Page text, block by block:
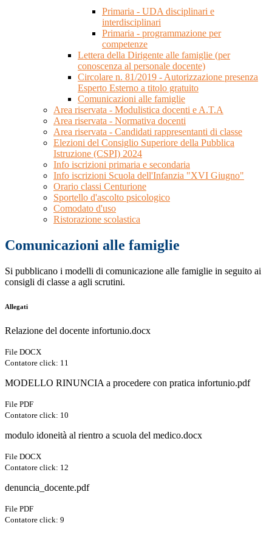
Primaria - UDA disciplinari e
interdisciplinari
Primaria - programmazione per
competenze
Lettera della Dirigente alle famiglie (per
conoscenza al personale docente)
Circolare n. 81/2019 - Autorizzazione presenza
Esperto Esterno a titolo gratuito
Comunicazioni alle famiglie
Area riservata - Modulistica docenti e A.T.A
Area riservata - Normativa docenti
Area riservata - Candidati rappresentanti di classe
Elezioni del Consiglio Superiore della Pubblica
Istruzione (CSPI) 2024
Info iscrizioni primaria e secondaria
Info iscrizioni Scuola dell'Infanzia "XVI Giugno"
Orario classi Centurione
Sportello d'ascolto psicologico
Comodato d'uso
Ristorazione scolastica
Comunicazioni alle famiglie
Si pubblicano i modelli di comunicazione alle famiglie in seguito ai
consigli di classe a agli scrutini.
Allegati
Relazione del docente infortunio.docx
File DOCX
Contatore click: 11
MODELLO RINUNCIA a procedere con pratica infortunio.pdf
File PDF
Contatore click: 10
modulo idoneità al rientro a scuola del medico.docx
File DOCX
Contatore click: 12
denuncia_docente.pdf
File PDF
Contatore click: 9